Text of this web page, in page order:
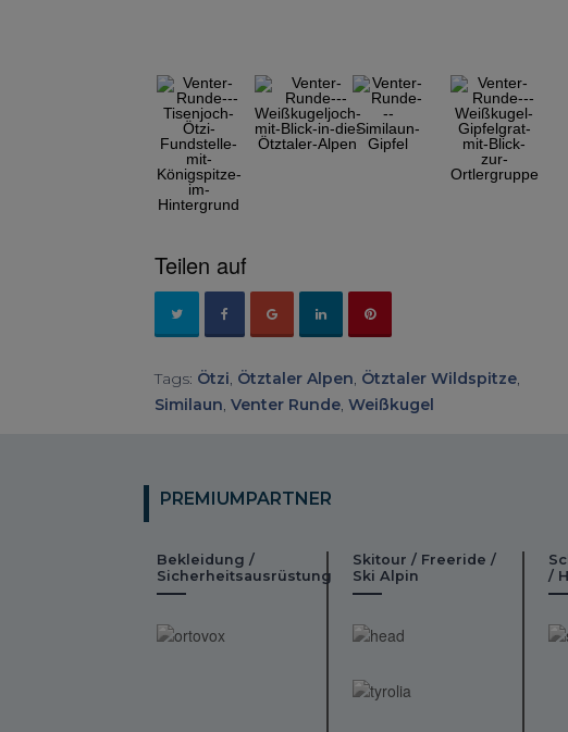
Teilen auf
Tags: Ötzi, Ötztaler Alpen, Ötztaler Wildspitze,
Similaun, Venter Runde, Weißkugel
PREMIUMPARTNER
Bekleidung /
Sicherheitsausrüstung
Skitour / Freeride /
Ski Alpin
/